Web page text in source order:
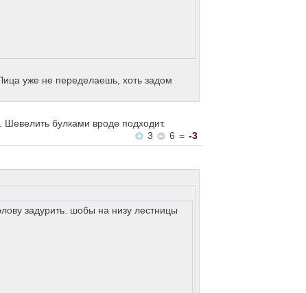
уже не переделаешь, хоть задом
булками вроде подходит.
3
6 = -3
задурить. шобы на низу лестницы